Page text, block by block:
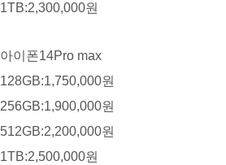
1TB:2,300,000원
아이폰14Pro max
128GB:1,750,000원
256GB:1,900,000원
512GB:2,200,000원
1TB:2,500,000원